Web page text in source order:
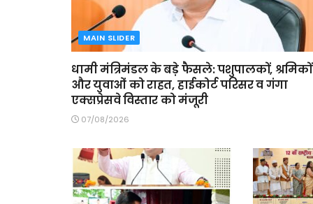
MAIN SLIDER
धामी मंत्रिमंडल के बड़े फैसले: पशुपालकों, श्रमिकों
और युवाओं को राहत, हाईकोर्ट परिसर व गंगा
एक्सप्रेसवे विस्तार को मंजूरी
07/08/2026